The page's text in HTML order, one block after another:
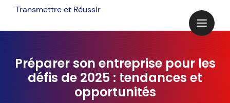
content
Transmettre et Réussir
Préparer son entreprise pour les
défis de 2025 : tendances et
opportunités